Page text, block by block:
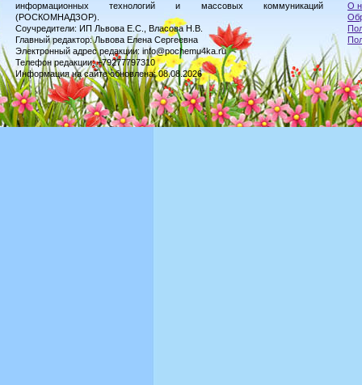
информационных технологий и массовых коммуникаций
(РОСКОМНАДЗОР).
Соучредители: ИП Львова Е.С., Власова Н.В.
Главный редактор: Львова Елена Сергеевна
Электронный адрес редакции: info@pochemu4ka.ru
Телефон редакции: +79277797310
Информация на сайте обновлена: 08.08.2026
О